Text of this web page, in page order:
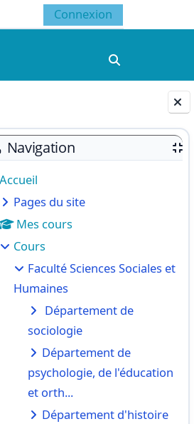
Navigation
Accueil
Pages du site
Mes cours
Cours
Faculté Sciences Sociales et
Humaines
Département de
sociologie
Département de
psychologie, de l'éducation
et orth...
Département d'histoire
Connexion